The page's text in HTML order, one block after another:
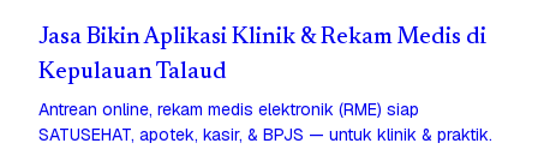
Jasa Bikin Aplikasi Klinik & Rekam Medis di
Kepulauan Talaud
Antrean online, rekam medis elektronik (RME) siap
SATUSEHAT, apotek, kasir, & BPJS — untuk klinik & praktik.